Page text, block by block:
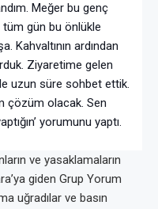
Meğer bu genç
gün bu önlükle
Kahvaltının ardından
Ziyaretime gelen
uzun süre sohbet ettik.
çözüm olacak. Sen
yorumunu yaptı.
ve yasaklamaların
giden Grup Yorum
uğradılar ve basın